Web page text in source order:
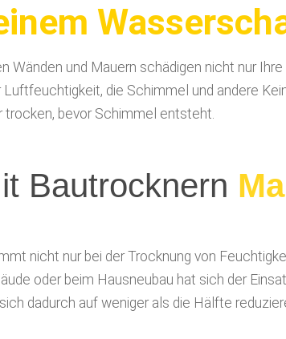
Wänden und Mauern schädigen nicht nur
Luftfeuchtigkeit, die Schimmel und andere
trocken, bevor Schimmel entsteht.
Bautrocknern
nicht nur bei der Trocknung von
oder beim Hausneubau hat sich der
dadurch auf weniger als die Hälfte